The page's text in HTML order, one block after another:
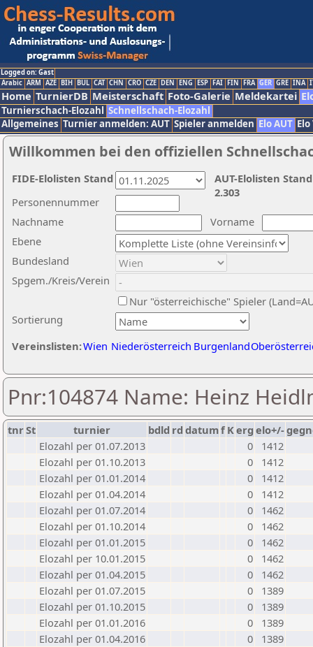
Logged on: Gast
Arabic ARM AZE BIH BUL CAT CHN CRO CZE DEN ENG ESP FAI FIN FRA GER GRE INA
Home TurnierDB Meisterschaft Foto-Galerie Meldekartei
Turnierschach-Elozahl Schnellschach-Elozahl
Allgemeines Turnier anmelden: AUT Spieler anmelden Elo AUT
Willkommen bei den offiziellen
Nachname
Vorname
Ebene
Sortierung
Personennummer
Bundesland
Spgem./Kreis/Verein
Nur "österreichische" Spieler
Vereinslisten:Wien Niederösterreich Burgenland
AUT-Elolisten
2.303
FIDE-Elolisten Stand
Pnr:104874 Name: Heinz
tnrSt turnier bdld rd datumf Kerg elo+/-
Elozahl per 01.07.2013
0
1412
Elozahl per 01.10.2013
0
1412
Elozahl per 01.01.2014
0
1412
Elozahl per 01.04.2014
0
1412
Elozahl per 01.07.2014
0
1462
Elozahl per 01.10.2014
0
1462
Elozahl per 01.01.2015
0
1462
Elozahl per 10.01.2015
0
1462
Elozahl per 01.04.2015
0
1462
Elozahl per 01.07.2015
0
1389
Elozahl per 01.10.2015
0
1389
Elozahl per 01.01.2016
0
1389
Elozahl per 01.04.2016
0
1389